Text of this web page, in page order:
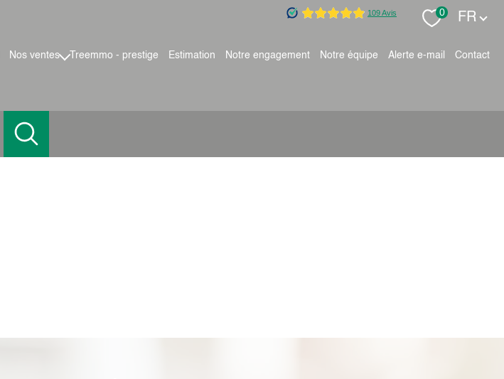
0 Langue
FR
nos ventes
terrains
treemmo - prestige estimation notre engagement notre équipe alerte e-mail contact